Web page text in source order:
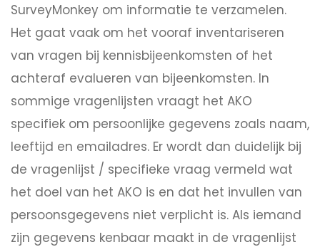
SurveyMonkey om informatie te verzamelen.
Het gaat vaak om het vooraf inventariseren
van vragen bij kennisbijeenkomsten of het
achteraf evalueren van bijeenkomsten. In
sommige vragenlijsten vraagt het AKO
specifiek om persoonlijke gegevens zoals naam,
leeftijd en emailadres. Er wordt dan duidelijk bij
de vragenlijst / specifieke vraag vermeld wat
het doel van het AKO is en dat het invullen van
persoonsgegevens niet verplicht is. Als iemand
zijn gegevens kenbaar maakt in de vragenlijst